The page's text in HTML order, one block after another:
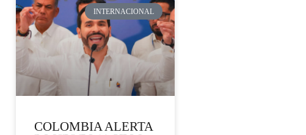
INTERNACIONAL
COLOMBIA ALERTA